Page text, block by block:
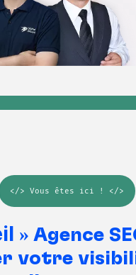
</> Vous êtes ici ! </>
» Agence
votre